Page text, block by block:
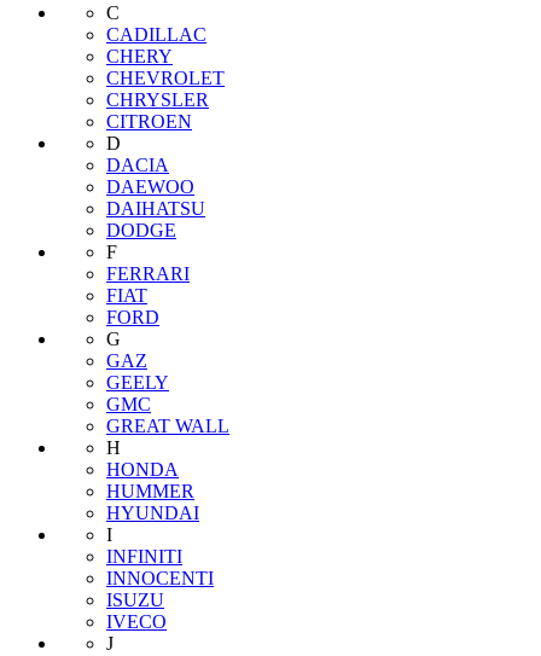
C
CADILLAC
CHERY
CHEVROLET
CHRYSLER
CITROEN
D
DACIA
DAEWOO
DAIHATSU
DODGE
F
FERRARI
FIAT
FORD
G
GAZ
GEELY
GMC
GREAT WALL
H
HONDA
HUMMER
HYUNDAI
I
INFINITI
INNOCENTI
ISUZU
IVECO
J